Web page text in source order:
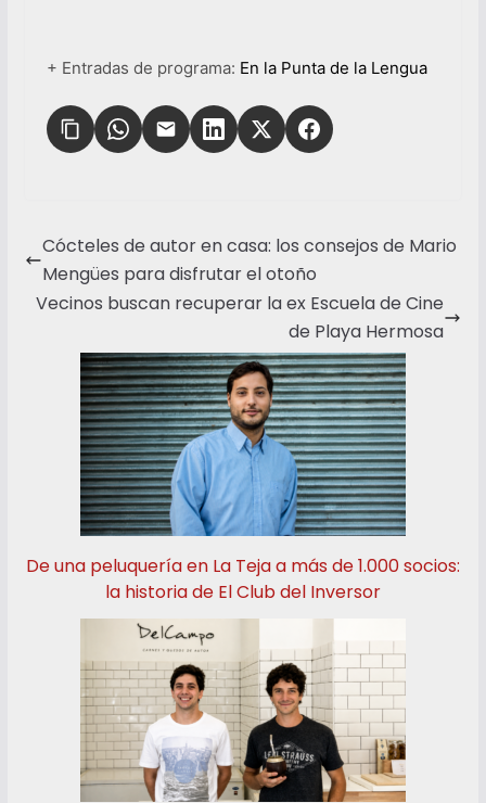
+ Entradas de programa: En la Punta de la Lengua
Cócteles de autor en casa: los consejos de Mario
Mengües para disfrutar el otoño
Vecinos buscan recuperar la ex Escuela de Cine
de Playa Hermosa
De una peluquería en La Teja a más de 1.000 socios:
la historia de El Club del Inversor